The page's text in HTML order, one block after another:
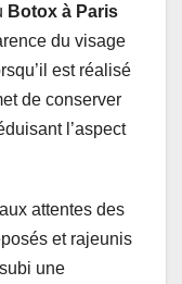
Botox à Paris
du visage
est réalisé
de conserver
l’aspect
attentes des
et rajeunis
une